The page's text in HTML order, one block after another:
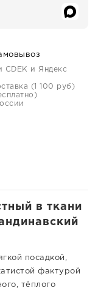
CDEK и Яндекс
(1 100 руб)
в ткани
посадкой,
фактурой
тёплого